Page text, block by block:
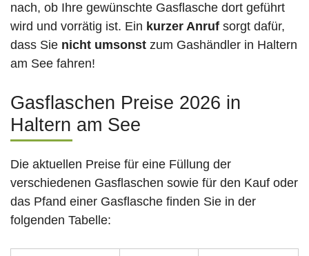
nach, ob Ihre gewünschte Gasflasche dort geführt
wird und vorrätig ist. Ein kurzer Anruf sorgt dafür,
dass Sie nicht umsonst zum Gashändler in Haltern
am See fahren!
Gasflaschen Preise 2026 in
Haltern am See
Die aktuellen Preise für eine Füllung der
verschiedenen Gasflaschen sowie für den Kauf oder
das Pfand einer Gasflasche finden Sie in der
folgenden Tabelle: